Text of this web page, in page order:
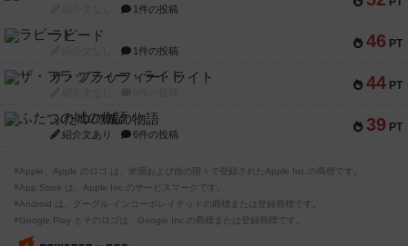
1件の投稿
46 PT
ラピード
1件の投稿
44 PT
ザ・フラッフィー・ライト
39 PT
ふたつの城の物語
紹介文あり 6件の投稿
※Apple、Apple のロゴ は、米国および他の国々で登録されたApple Inc.の商標です。
※App Store は、Apple Inc.のサービスマークです。
※Android は、グーグル インコーポレイテッドの商標または登録商標です。
※Google Play とそのロゴは、Google Inc.の商標または登録商標です。